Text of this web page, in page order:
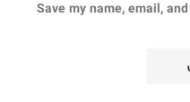
Save my name, email,